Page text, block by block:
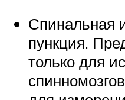
Спинальная
пункция.
только для